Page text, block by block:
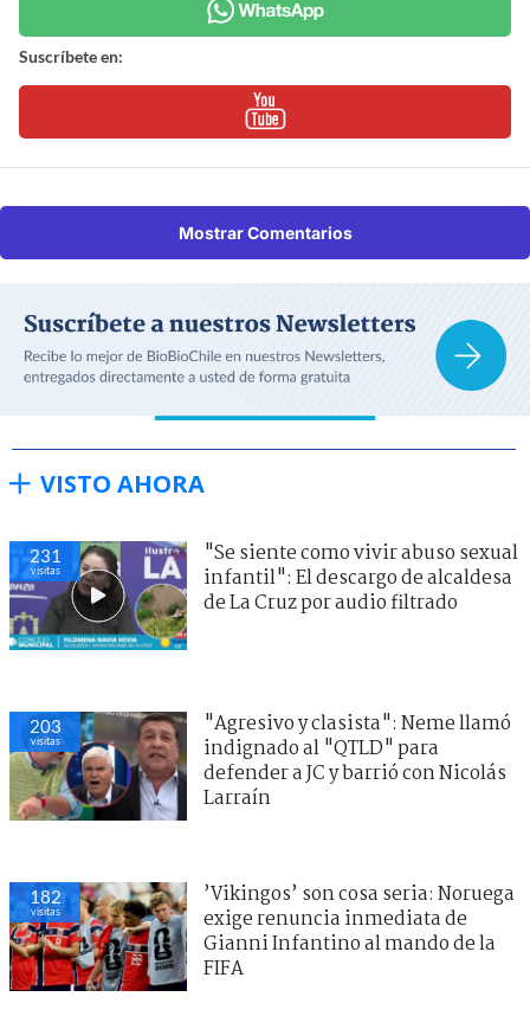
Suscríbete en:
Mostrar Comentarios
VISTO AHORA
231
visitas
"Se siente como vivir abuso sexual
infantil": El descargo de alcaldesa
de La Cruz por audio filtrado
203
visitas
"Agresivo y clasista": Neme llamó
indignado al "QTLD" para
defender a JC y barrió con Nicolás
Larraín
182
visitas
’Vikingos’ son cosa seria: Noruega
exige renuncia inmediata de
Gianni Infantino al mando de la
FIFA